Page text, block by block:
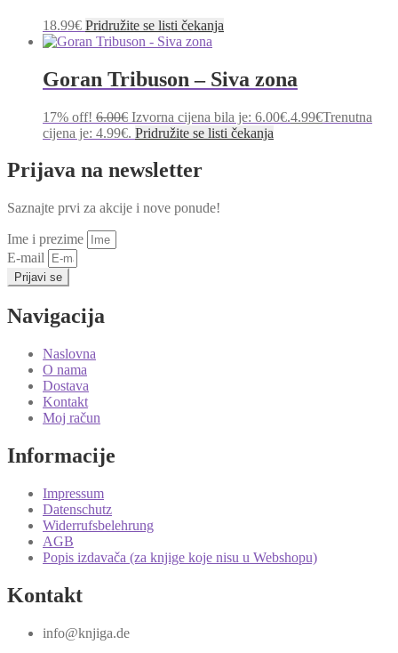
18.99€ Pridružite se listi čekanja
Goran Tribuson – Siva zona
17% off! 6.00€ Izvorna cijena bila je: 6.00€.4.99€Trenutna
cijena je: 4.99€. Pridružite se listi čekanja
Prijava na newsletter
Saznajte prvi za akcije i nove ponude!
Ime i prezime
E-mail
Prijavi se
Navigacija
Naslovna
O nama
Dostava
Kontakt
Moj račun
Informacije
Impressum
Datenschutz
Widerrufsbelehrung
AGB
Popis izdavača (za knjige koje nisu u Webshopu)
Kontakt
info@knjiga.de